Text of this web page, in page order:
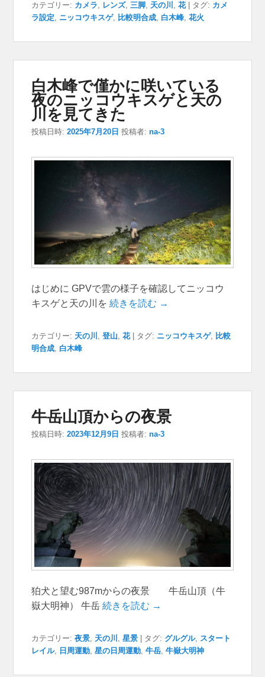
カテゴリー: カメラ, レンズ,三脚, 天の川 ,花 タグ: カメ
ラ設定, ニッコウキスゲ, 比較明合成, 白木峰,花火
白木峰で僅かに咲いている
夜のニッコウキスゲと天の
川を見てきた
投稿日時:2025年7月20日 投稿者:na-3
はじめに GPVで雲の様子を確認してニッコウ
キスゲと天の川を続きを読む →
カテゴリー: 天の川 ,登山,花 タグ: ニッコウキスゲ, 比較
明合成, 白木峰
牛岳山頂からの夜景
投稿日時:2023年12月9日 投稿者:na-3
狛犬と望む987mからの夜景 牛岳山頂（牛
嶽大明神） 牛岳続きを読む →
カテゴリー: 夜景, 天の川 ,星景 タグ: グルグル, スタート
レイル, 日周運動,星の日周運動,牛岳,牛嶽大明神